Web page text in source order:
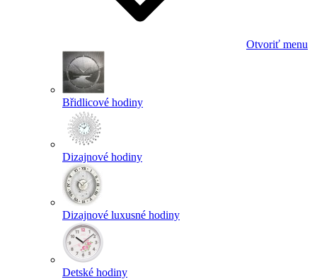
Otvoriť menu
Břidlicové hodiny
Dizajnové hodiny
Dizajnové luxusné hodiny
Detské hodiny